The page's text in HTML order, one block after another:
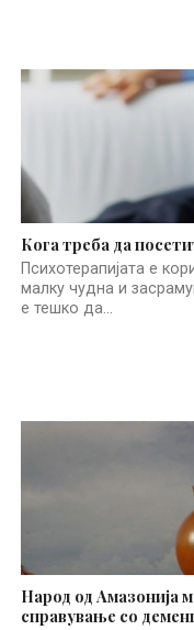
Кога треба да
Психотерапијата е
малку чудна и
е тешко да...
Народ од Амазонија
справување со